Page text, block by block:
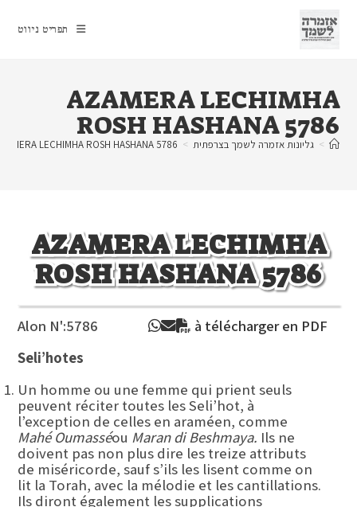
content
תפריט ניווט
AZAMERA LECHIMHA
ROSH HASHANA 5786
> גליונות אזמרה לשמך בצרפתית >
LECHIMHA ROSH HASHANA 5786
AZAMERA LECHIMHA
ROSH HASHANA 5786
Alon N':5786
à télécharger en PDF
Seli’hotes
Un homme ou une femme qui prient seuls
peuvent réciter toutes les Seli’hot, à
l’exception de celles en araméen, comme
Mahé Oumasséou Maran di Beshmaya. Ils ne
doivent pas non plus dire les treize attributs
de miséricorde, sauf s’ils les lisent comme on
lit la Torah, avec la mélodie et les cantillations.
Ils diront également les supplications